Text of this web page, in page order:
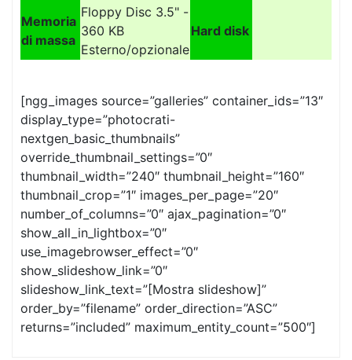
Memoria
di massa
Floppy Disc 3.5" -
360 KB
Esterno/opzionale
Hard disk
[ngg_images source=”galleries” container_ids=”13″
display_type=”photocrati-
nextgen_basic_thumbnails”
override_thumbnail_settings=”0″
thumbnail_width=”240″ thumbnail_height=”160″
thumbnail_crop=”1″ images_per_page=”20″
number_of_columns=”0″ ajax_pagination=”0″
show_all_in_lightbox=”0″
use_imagebrowser_effect=”0″
show_slideshow_link=”0″
slideshow_link_text=”[Mostra slideshow]”
order_by=”filename” order_direction=”ASC”
returns=”included” maximum_entity_count=”500″]